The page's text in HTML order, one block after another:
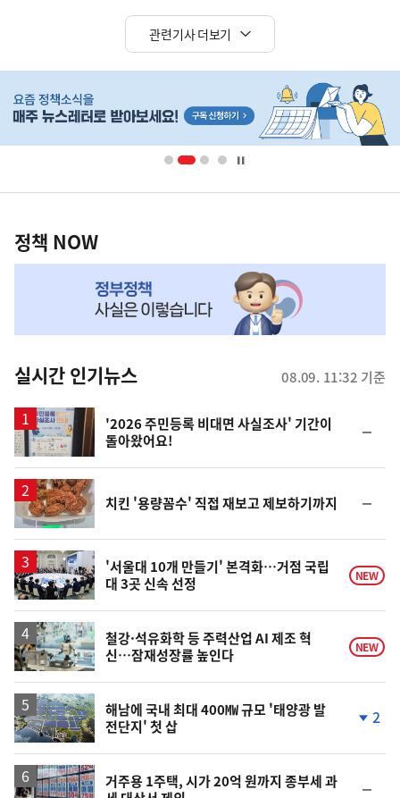
관련기사 더보기
단
배
영
책
NOW,
뉴
스
정책 NOW
실시간 인기뉴스 08.09. 11:32 기준
'2026 주민등록 비대면 사실조사' 기간이
돌아왔어요!
일
치킨 '용량꼼수' 직접 재보고 제보하기까지
일
'서울대 10개 만들기' 본격화…거점 국립
대 3곳 신속 선정
NEW
철강·석유화학 등 주력산업 AI 제조 혁
신…잠재성장률 높인다
NEW
해남에 국내 최대 400㎿ 규모 '태양광 발
전단지' 첫 삽
2
거주용 1주택, 시가 20억 원까지 종부세 과